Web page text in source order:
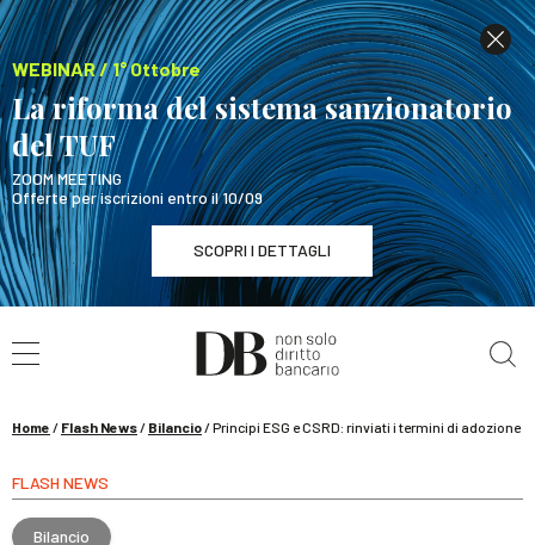
WEBINAR / 1° Ottobre
La riforma del sistema sanzionatorio
del TUF
ZOOM MEETING
Offerte per iscrizioni entro il 10/09
SCOPRI I DETTAGLI
WEBINAR / 1° Ottobre
La riforma del sistema sanzionatorio del TUF
Home / Flash News/ Bilancio/Principi ESG e CSRD: rinviati i termini di adozione
FLASH NEWS
Bilancio